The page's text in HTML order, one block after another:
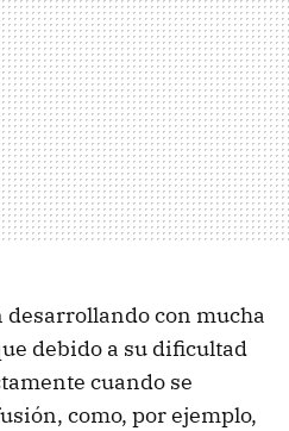
desarrollando con mucha
debido a su dificultad
cuando se
como, por ejemplo,